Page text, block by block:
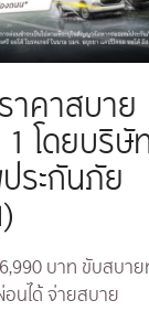
คาสบาย
โดยบริษั
ระกันภัย
บาท ขับสบา
เกอร์ ผ่อนได้ จ่ายสบาย